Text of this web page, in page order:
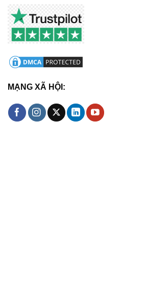
MẠNG XÃ HỘI: